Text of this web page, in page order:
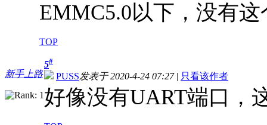
EMMC5.0以下，没有
TOP
新手上路
5#
PUSS发表于 2020-4-24 07:27| 只看该作者
好像没有UART端口，